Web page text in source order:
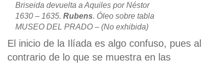
Briseida devuelta a Aquiles por Néstor
1630 – 1635. Rubens. Óleo sobre tabla
MUSEO DEL PRADO – (No exhibida)
El inicio de la Ilíada es algo confuso, pues al
contrario de lo que se muestra en las